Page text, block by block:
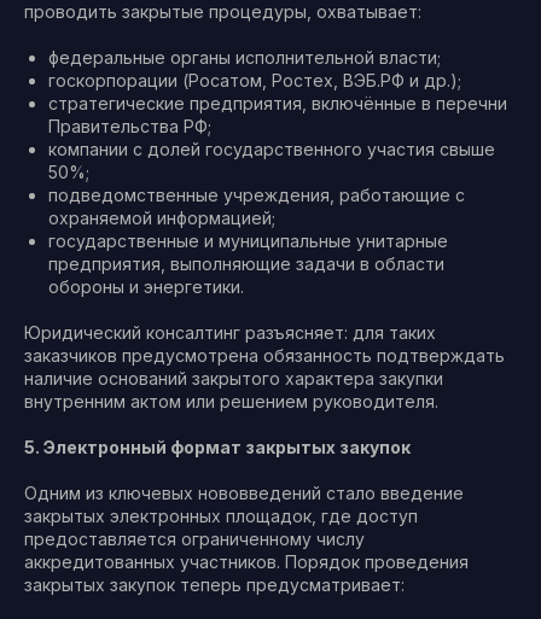
проводить закрытые процедуры, охватывает:
федеральные органы исполнительной власти;
госкорпорации (Росатом, Ростех, ВЭБ.РФ и др.);
стратегические предприятия, включённые в перечни
Правительства РФ;
компании с долей государственного участия свыше
50%;
подведомственные учреждения, работающие с
охраняемой информацией;
государственные и муниципальные унитарные
предприятия, выполняющие задачи в области
обороны и энергетики.
Юридический консалтинг разъясняет: для таких
заказчиков предусмотрена обязанность подтверждать
наличие оснований закрытого характера закупки
внутренним актом или решением руководителя.
5. Электронный формат закрытых закупок
Одним из ключевых нововведений стало введение
закрытых электронных площадок, где доступ
предоставляется ограниченному числу
аккредитованных участников. Порядок проведения
закрытых закупок теперь предусматривает: